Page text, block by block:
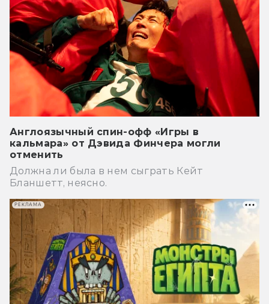
Англоязычный спин-офф «Игры в
кальмара» от Дэвида Финчера могли
отменить
Должна ли была в нем сыграть Кейт
Бланшетт, неясно.
РЕКЛАМА